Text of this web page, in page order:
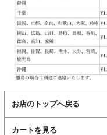
お店のトップへ戻る
カートを見る